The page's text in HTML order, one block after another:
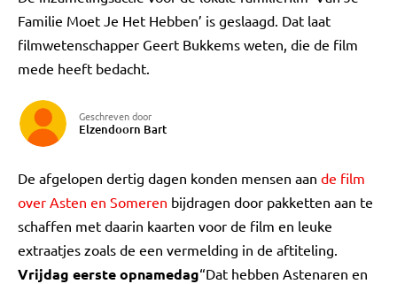
Familie Moet Je Het Hebben’ is geslaagd. Dat laat
filmwetenschapper Geert Bukkems weten, die de film
mede heeft bedacht.
Geschreven door
Elzendoorn Bart
De afgelopen dertig dagen konden mensen aan de film
over Asten en Someren bijdragen door pakketten aan te
schaffen met daarin kaarten voor de film en leuke
extraatjes zoals de een vermelding in de aftiteling.
Vrijdag eerste opnamedag“Dat hebben Astenaren en